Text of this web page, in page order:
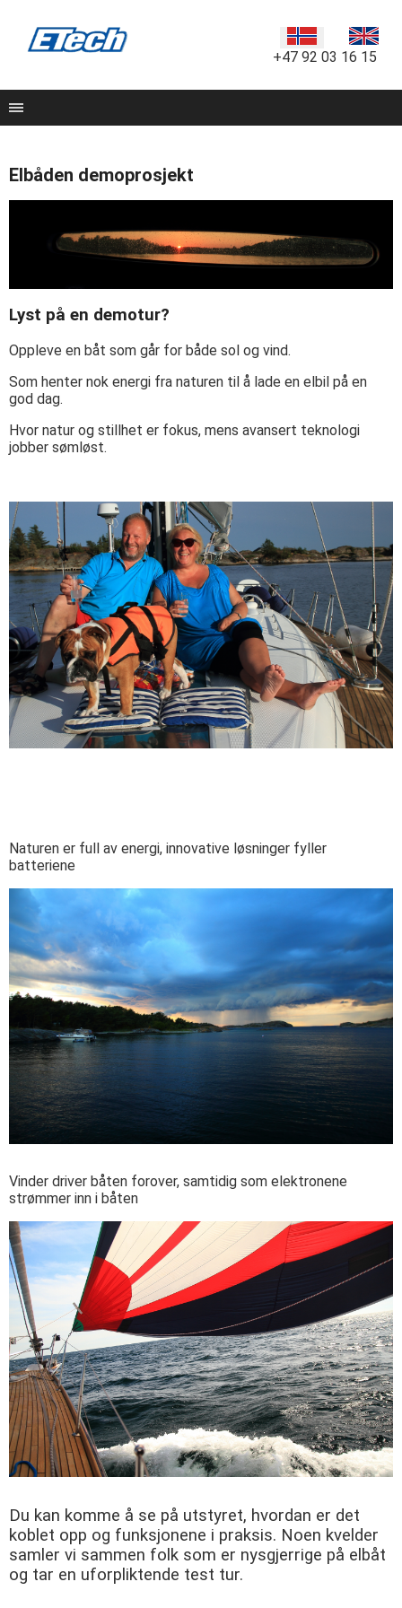
+47 92 03 16 15
Elbåden demoprosjekt
Lyst på en demotur?
Oppleve en båt som går for både sol og vind.
Som henter nok energi fra naturen til å lade en elbil på en
god dag.
Hvor natur og stillhet er fokus, mens avansert teknologi
jobber sømløst.
Naturen er full av energi, innovative løsninger fyller
batteriene
Vinder driver båten forover, samtidig som elektronene
strømmer inn i båten
Du kan komme å se på utstyret, hvordan er det
koblet opp og funksjonene i praksis. Noen kvelder
samler vi sammen folk som er nysgjerrige på elbåt
og tar en uforpliktende test tur.